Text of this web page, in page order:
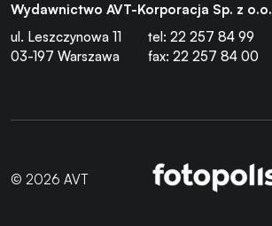
Wydawnictwo AVT-Korporacja Sp. z o.o.
ul. Leszczynowa 11
03-197 Warszawa
tel: 22 257 84 99
fax: 22 257 84 00
© 2026 AVT